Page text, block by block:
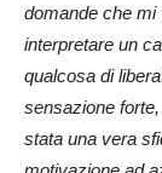
domande che mi
interpretare un
qualcosa di
sensazione
stata una vera